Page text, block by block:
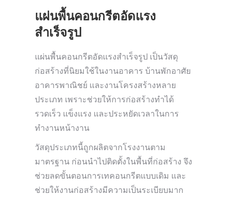
แผ่นพื้นคอนกรีตอัดแรง
สำเร็จรูป
แผ่นพื้นคอนกรีตอัดแรงสำเร็จรูป เป็นวัสดุ
ก่อสร้างที่นิยมใช้ในงานอาคาร บ้านพักอาศัย
อาคารพาณิชย์ และงานโครงสร้างหลาย
ประเภท เพราะช่วยให้การก่อสร้างทำได้
รวดเร็ว แข็งแรง และประหยัดเวลาในการ
ทำงานหน้างาน
วัสดุประเภทนี้ถูกผลิตจากโรงงานตาม
มาตรฐาน ก่อนนำไปติดตั้งในพื้นที่ก่อสร้าง จึง
ช่วยลดขั้นตอนการเทคอนกรีตแบบเดิม และ
ช่วยให้งานก่อสร้างมีความเป็นระเบียบมาก